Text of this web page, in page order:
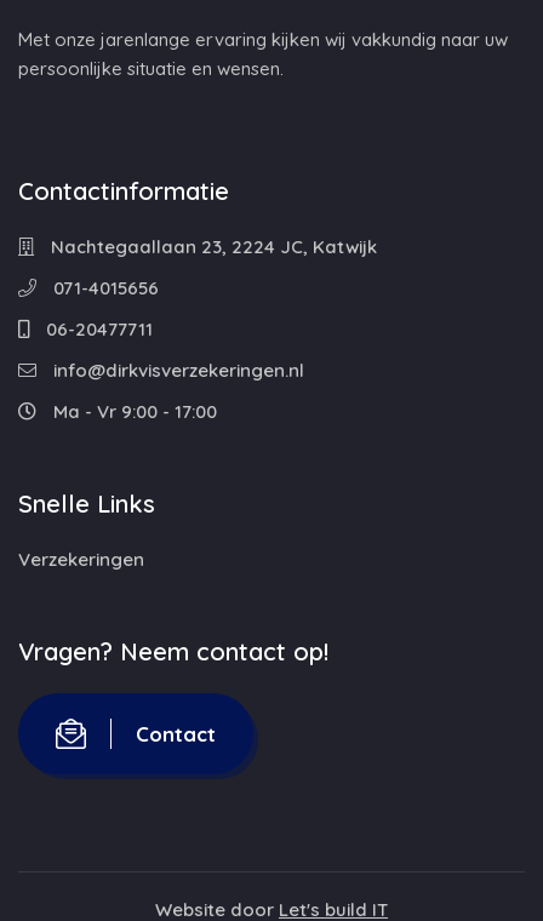
Met onze jarenlange ervaring kijken wij vakkundig naar uw
persoonlijke situatie en wensen.
Contactinformatie
Nachtegaallaan 23, 2224 JC, Katwijk
071-4015656
06-20477711
info@dirkvisverzekeringen.nl
Ma - Vr 9:00 - 17:00
Snelle Links
Verzekeringen
Vragen? Neem contact op!
Contact
Website door Let's build IT